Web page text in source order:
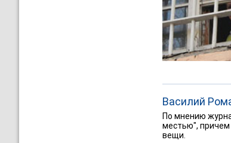
Василий
По мнению
местью", причем
вещи.